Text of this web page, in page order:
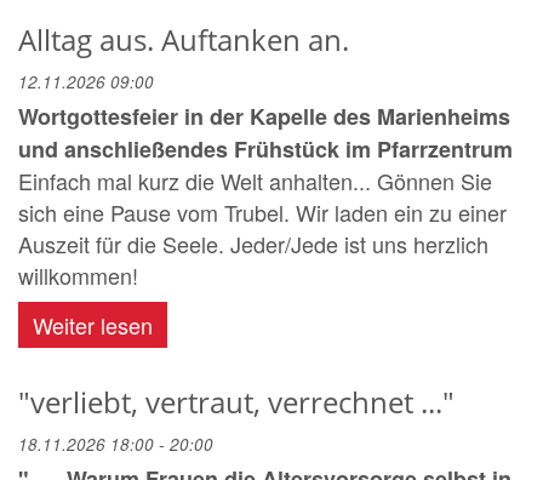
Alltag aus. Auftanken an.
12.11.2026 09:00
Wortgottesfeier in der Kapelle des Marienheims
und anschließendes Frühstück im Pfarrzentrum
Einfach mal kurz die Welt anhalten... Gönnen Sie
sich eine Pause vom Trubel. Wir laden ein zu einer
Auszeit für die Seele. Jeder/Jede ist uns herzlich
willkommen!
Weiter lesen
"verliebt, vertraut, verrechnet ..."
18.11.2026 18:00 - 20:00